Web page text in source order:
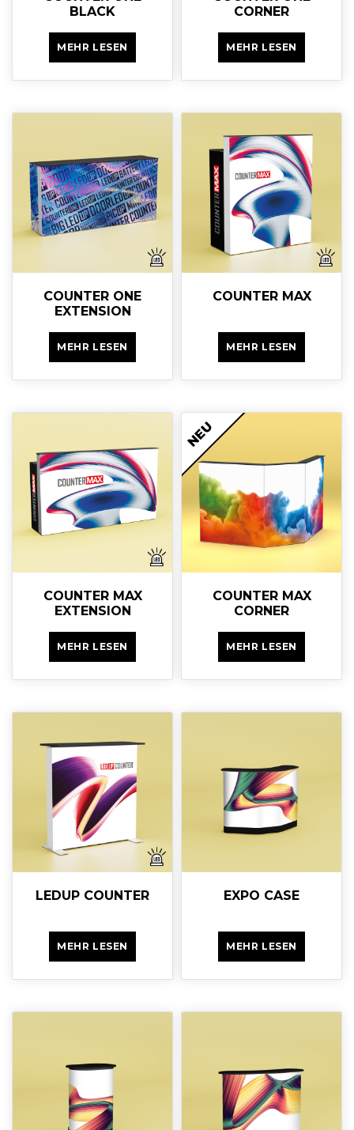
BLACK
MEHR LESEN
CORNER
MEHR LESEN
COUNTER ONE
EXTENSION
MEHR LESEN
COUNTER MAX
MEHR LESEN
COUNTER MAX
EXTENSION
MEHR LESEN
NEU
COUNTER MAX
CORNER
MEHR LESEN
LEDUP COUNTER
MEHR LESEN
EXPO CASE
MEHR LESEN